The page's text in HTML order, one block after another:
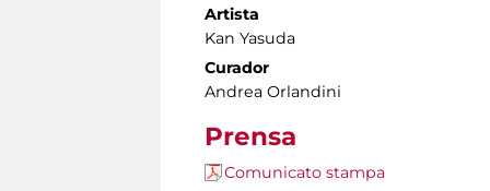
Artista
Kan Yasuda
Curador
Andrea Orlandini
Prensa
Comunicato stampa